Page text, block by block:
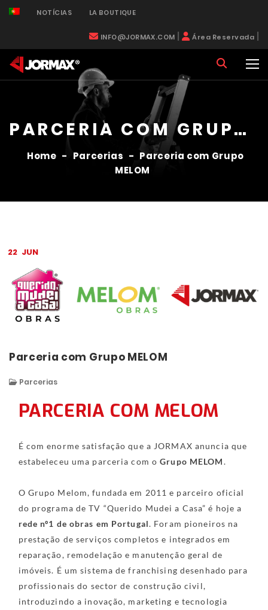
NOTÍCIAS LA BOUTIQUE
INFO@JORMAX.COM | Área Reservada
PARCERIA COM GRUPO MELOM
Home - Parcerias - Parceria com Grupo
MELOM
22 JUN
Parceria com Grupo MELOM
Parcerias
PARCERIA COM MELOM
É com enorme satisfação que a JORMAX anuncia que
estabeleceu uma parceria com oGrupo MELOM.
O Grupo Melom, fundada em 2011 e parceiro oficial
do programa de TV “Querido Mudei a Casa” é hoje a
rede nº1 de obras em Portugal. Foram pioneiros na
prestação de serviços completos e integrados em
reparação, remodelação e manutenção geral de
imóveis. É um sistema de franchising desenhado para
profissionais do sector de construção civil,
introduzindo a inovação, marketing e tecnologia